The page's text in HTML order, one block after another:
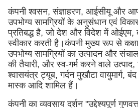
कंपनी श्वसन, संज्ञाहरण, आईसीयू और
उपभोग्य सामग्रियों के अनुसंधान एवं
प्रतिबद्ध है, जो देश और विदेश में ओईएम,
स्वीकार करती है।कंपनी मुख्य रूप से
उपभोग्य सामग्रियों का उत्पादन और
की तैयारी, और स्व-गर्म करने वाले
श्वासयंत्र ट्यूब, गर्दन मुखौटा
मास्क आदि शामिल हैं।
कंपनी का व्यवसाय दर्शन "उद्देश्यपूर्ण